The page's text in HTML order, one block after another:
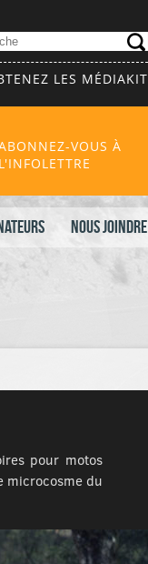
LES MÉDIAKIT
Nous joindre
VOUS À
L'INFOLETTRE
pour motos
microcosme du